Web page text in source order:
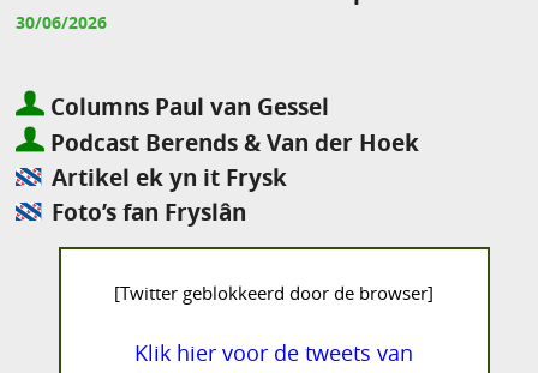
30/06/2026
Columns Paul van Gessel
Podcast Berends & Van der Hoek
Artikel ek yn it Frysk
Foto’s fan Fryslân
[Twitter geblokkeerd door de browser]
Klik hier voor de tweets van